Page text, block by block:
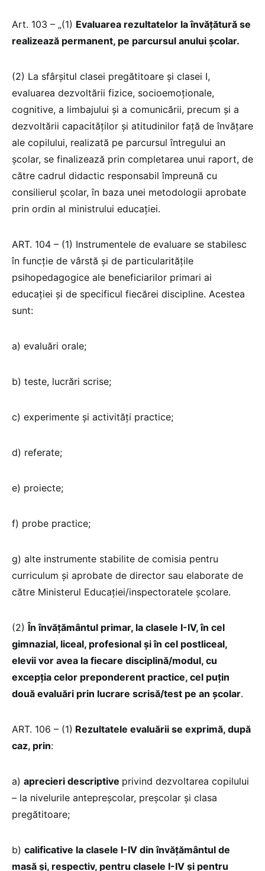
Art. 103 – „(1) Evaluarea rezultatelor la învăţătură se
realizează permanent, pe parcursul anului şcolar.
(2) La sfârşitul clasei pregătitoare și clasei I,
evaluarea dezvoltării fizice, socioemoţionale,
cognitive, a limbajului şi a comunicării, precum şi a
dezvoltării capacităţilor şi atitudinilor faţă de învăţare
ale copilului, realizată pe parcursul întregului an
şcolar, se finalizează prin completarea unui raport, de
către cadrul didactic responsabil împreună cu
consilierul școlar, în baza unei metodologii aprobate
prin ordin al ministrului educaţiei.
ART. 104 – (1) Instrumentele de evaluare se stabilesc
în funcţie de vârstă şi de particularităţile
psihopedagogice ale beneficiarilor primari ai
educației şi de specificul fiecărei discipline. Acestea
sunt:
a) evaluări orale;
b) teste, lucrări scrise;
c) experimente şi activităţi practice;
d) referate;
e) proiecte;
f) probe practice;
g) alte instrumente stabilite de comisia pentru
curriculum şi aprobate de director sau elaborate de
către Ministerul Educaţiei/inspectoratele școlare.
(2)În învăţământul primar, la clasele I-IV, în cel
gimnazial, liceal, profesional şi în cel postliceal,
elevii vor avea la fiecare disciplină/modul, cu
excepţia celor preponderent practice, cel puţin
două evaluări prin lucrare scrisă/test pe an şcolar.
ART. 106 – (1) Rezultatele evaluării se exprimă, după
caz, prin:
a) aprecieri descriptive privind dezvoltarea copilului
– la nivelurile antepreşcolar, preşcolar şi clasa
pregătitoare;
b) calificative la clasele I-IV din învățământul de
masă şi, respectiv, pentru clasele I-IV și pentru